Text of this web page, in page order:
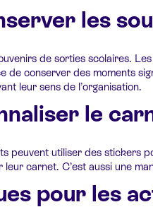
les
de sorties scolaires.
conserver des moments
leur sens de l’organisation.
le
peuvent utiliser des
carnet. C’est aussi une
pour les